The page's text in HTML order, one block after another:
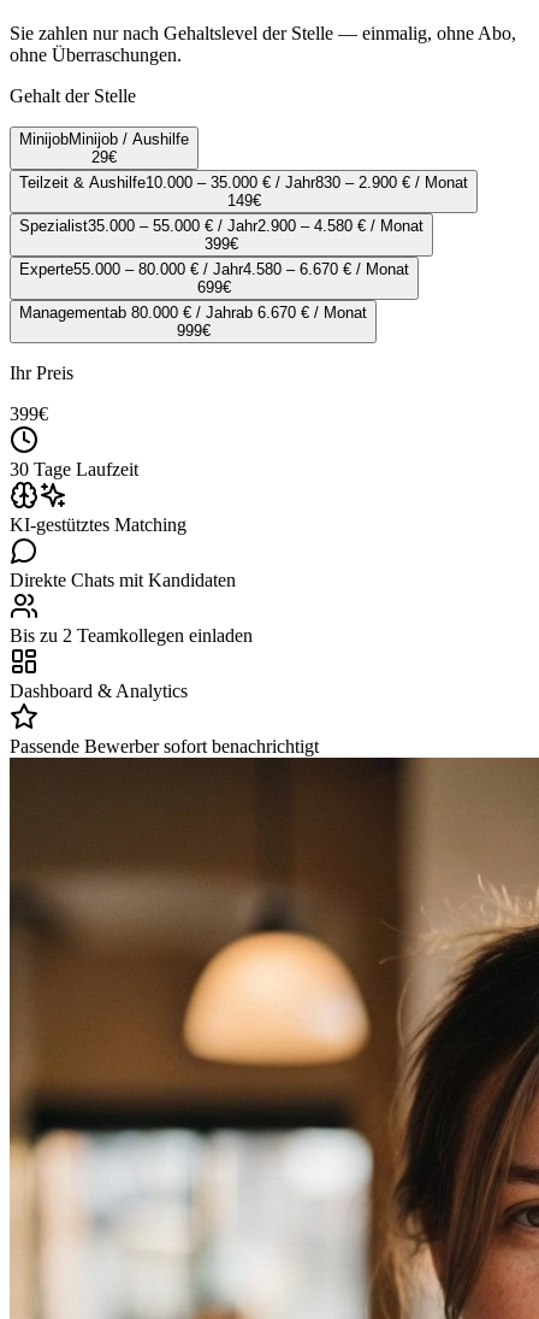
Sie zahlen nur nach Gehaltslevel der Stelle — einmalig, ohne Abo,
ohne Überraschungen.
Gehalt der Stelle
MinijobMinijob / Aushilfe
29€
Teilzeit & Aushilfe10.000 – 35.000 € / Jahr830 – 2.900 € / Monat
149€
Spezialist35.000 – 55.000 € / Jahr2.900 – 4.580 € / Monat
399€
Experte55.000 – 80.000 € / Jahr4.580 – 6.670 € / Monat
699€
Managementab 80.000 € / Jahrab 6.670 € / Monat
999€
Ihr Preis
399€
30 Tage Laufzeit
KI-gestütztes Matching
Direkte Chats mit Kandidaten
Bis zu 2 Teamkollegen einladen
Dashboard & Analytics
Passende Bewerber sofort benachrichtigt